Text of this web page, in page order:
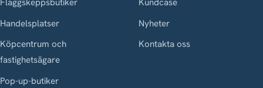
Handelsplatser
Köpcentrum och
fastighetsägare
Pop-up-butiker
Nyheter
Kontakta oss